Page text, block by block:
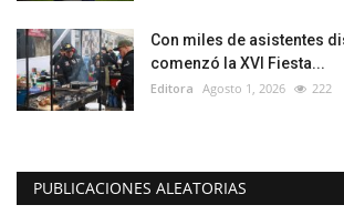
Con miles de asistentes
comenzó la XVI Fiesta...
Editora Agosto 1, 2026 222
PUBLICACIONES ALEATORIAS